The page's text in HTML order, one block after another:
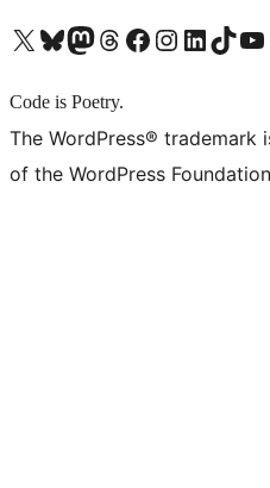
X (旧 Twitter) アカウントへBluesky アカウントへMastodon アカウントへThreads アカウントへ Facebook ページへInstagram アカウントへ LinkedIn アカウントへTikTok アカウントへYouTube チャンネルへ
Code is Poetry.
The WordPress®
of the WordPress